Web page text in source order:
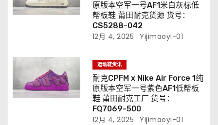
原版本空军一号AF1米白灰标低
帮板鞋 莆田耐克货源 货号：
CS5288-042
12月 4, 2025 Yijimaoyi-01
运动鞋资讯
耐克CPFM x Nike Air Force 1纯
原版本空军一号紫色AF1低帮板
鞋 莆田耐克工厂 货号：
FQ7069-500
12月 4, 2025 Yijimaoyi-01